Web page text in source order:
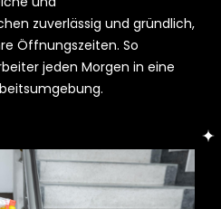
zuverlässig und gründlich,
Öffnungszeiten. So
jeden Morgen in eine